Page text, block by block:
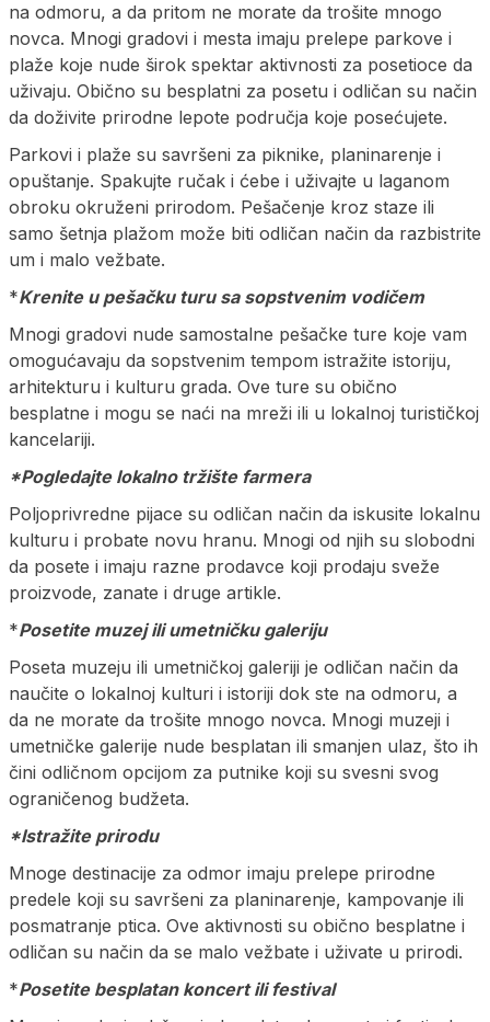
na odmoru, a da pritom ne morate da trošite mnogo
novca. Mnogi gradovi i mesta imaju prelepe parkove i
plaže koje nude širok spektar aktivnosti za posetioce da
uživaju. Obično su besplatni za posetu i odličan su način
da doživite prirodne lepote područja koje posećujete.
Parkovi i plaže su savršeni za piknike, planinarenje i
opuštanje. Spakujte ručak i ćebe i uživajte u laganom
obroku okruženi prirodom. Pešačenje kroz staze ili
samo šetnja plažom može biti odličan način da razbistrite
um i malo vežbate.
*Krenite u pešačku turu sa sopstvenim vodičem
Mnogi gradovi nude samostalne pešačke ture koje vam
omogućavaju da sopstvenim tempom istražite istoriju,
arhitekturu i kulturu grada. Ove ture su obično
besplatne i mogu se naći na mreži ili u lokalnoj turističkoj
kancelariji.
*Pogledajte lokalno tržište farmera
Poljoprivredne pijace su odličan način da iskusite lokalnu
kulturu i probate novu hranu. Mnogi od njih su slobodni
da posete i imaju razne prodavce koji prodaju sveže
proizvode, zanate i druge artikle.
*Posetite muzej ili umetničku galeriju
Poseta muzeju ili umetničkoj galeriji je odličan način da
naučite o lokalnoj kulturi i istoriji dok ste na odmoru, a
da ne morate da trošite mnogo novca. Mnogi muzeji i
umetničke galerije nude besplatan ili smanjen ulaz, što ih
čini odličnom opcijom za putnike koji su svesni svog
ograničenog budžeta.
*Istražite prirodu
Mnoge destinacije za odmor imaju prelepe prirodne
predele koji su savršeni za planinarenje, kampovanje ili
posmatranje ptica. Ove aktivnosti su obično besplatne i
odličan su način da se malo vežbate i uživate u prirodi.
*Posetite besplatan koncert ili festival